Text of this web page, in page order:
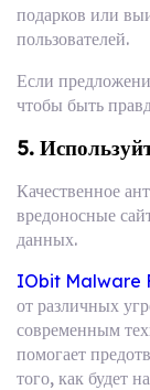
подарков или
пользователей.
Если
чтобы быть
5.
Качественное
вредоносные
данных.
IObit Malware
от различных
современным
помогает
того, как будет